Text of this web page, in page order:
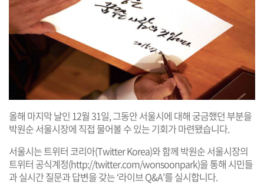
올해 마지막 날인 12월 31일, 그동안 서울시에 대해 궁금했던 부분을
박원순 서울시장에 직접 물어볼 수 있는 기회가 마련됐습니다.
서울시는 트위터 코리아(Twitter Korea)와 함께 박원순 서울시장의
트위터 공식계정(http://twitter.com/wonsoonpark)을 통해 시민들
과 실시간 질문과 답변을 갖는 ‘라이브 Q&A’를 실시합니다.